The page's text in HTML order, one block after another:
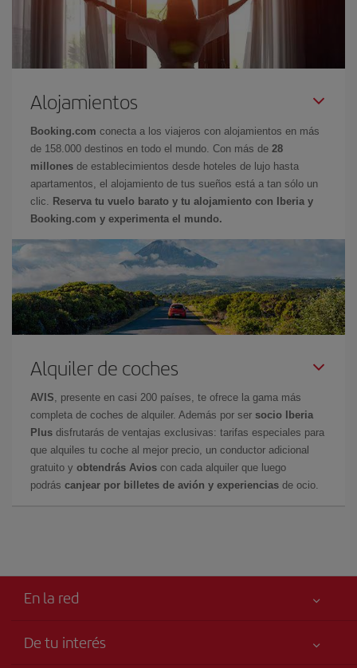
Alojamientos
Booking.com conecta a los viajeros con alojamientos en más
de 158.000 destinos en todo el mundo. Con más de 28
millones de establecimientos desde hoteles de lujo hasta
apartamentos, el alojamiento de tus sueños está a tan sólo un
clic.
Reserva tu vuelo barato y tu alojamiento con Iberia y
Booking.com y experimenta el mundo.
Alquiler de coches
AVIS , presente en casi 200 países, te ofrece la gama más
completa de coches de alquiler. Además por ser socio Iberia
Plus disfrutarás de ventajas exclusivas: tarifas especiales para
que alquiles tu coche al mejor precio, un conductor adicional
gratuito y obtendrás Avios con cada alquiler que luego
podrás canjear por billetes de avión y experiencias de ocio.
En la red
De tu interés